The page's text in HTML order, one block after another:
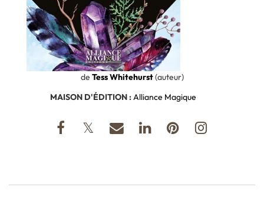
de Tess Whitehurst(auteur)
MAISON D'ÉDITION :Alliance Magique